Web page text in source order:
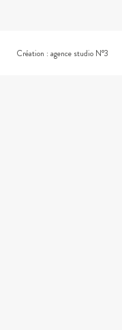
Création : agence studio N°3